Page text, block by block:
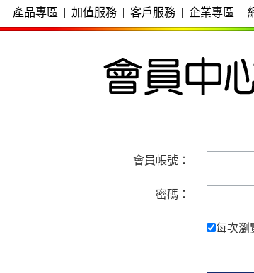
| 產品專區 | 加值服務 | 客戶服務 | 企業專區 |
會員帳號：
密碼：
每次瀏